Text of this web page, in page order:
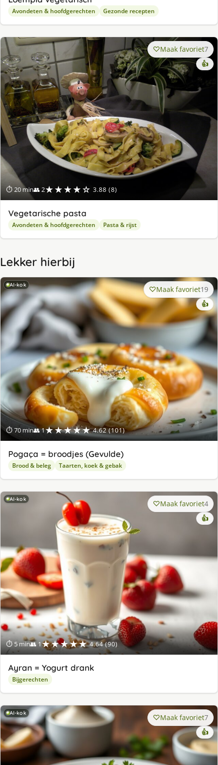
Avondeten & hoofdgerechten Gezonde recepten
⏱ 20 min👥 2★★★★☆ 3.88 (8)
Maak favoriet7
👍
Vegetarische pasta
Avondeten & hoofdgerechten Pasta & rijst
Lekker hierbij
AI-kok
⏱ 70 min👥 1★★★★★ 4.62 (101)
Maak favoriet19
👍
Pogaça = broodjes (Gevulde)
Brood & beleg Taarten, koek & gebak
AI-kok
⏱ 5 min👥 1★★★★★ 4.64 (90)
Maak favoriet4
👍
Ayran = Yogurt drank
Bijgerechten
AI-kok Maak favoriet7
👍